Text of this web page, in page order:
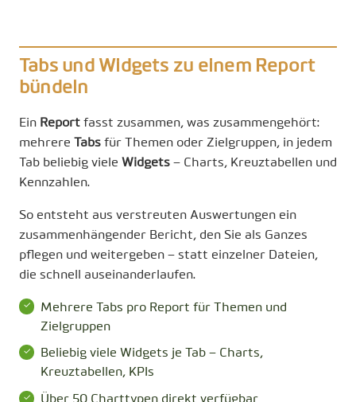
Tabs und Widgets zu einem Report
bündeln
Ein Report fasst zusammen, was zusammengehört:
mehrere
Tabs für Themen oder Zielgruppen, in jedem
Tab beliebig viele Widgets – Charts, Kreuztabellen und
Kennzahlen.
So entsteht aus verstreuten Auswertungen ein
zusammenhängender Bericht, den Sie als Ganzes
pflegen und weitergeben – statt einzelner Dateien,
die schnell auseinanderlaufen.
Mehrere Tabs pro Report für Themen und
Zielgruppen
Beliebig viele Widgets je Tab – Charts,
Kreuztabellen, KPIs